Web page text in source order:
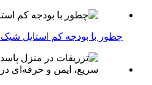
چطور با بودجه کم استایل